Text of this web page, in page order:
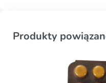
Produkty